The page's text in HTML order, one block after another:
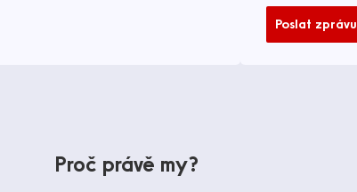
Poslat zprávu
Proč právě my?